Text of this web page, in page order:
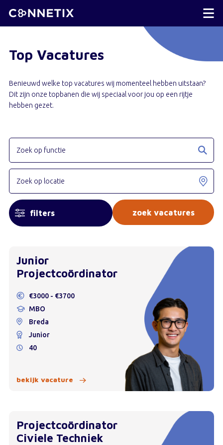
Top Vacatures
Benieuwd welke top vacatures wij momenteel hebben uitstaan?
Dit zijn onze topbanen die wij speciaal voor jou op een rijtje
hebben gezet.
filters
Junior
Projectcoördinator
€3000 - €3700
MBO
Breda
Junior
40
bekijk vacature
Projectcoördinator
Civiele Techniek